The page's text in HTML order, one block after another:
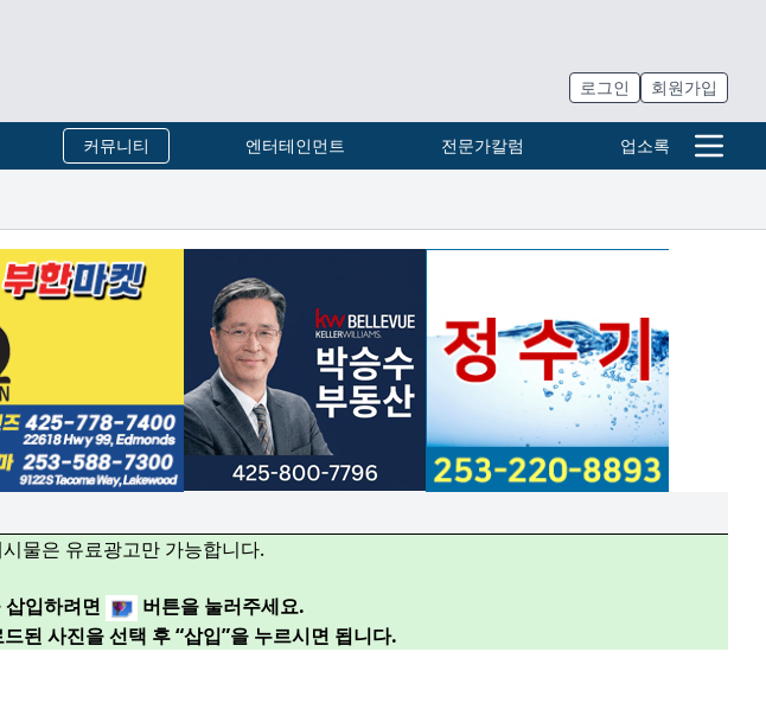
로그인 회원가입
커뮤니티 엔터테인먼트 전문가칼럼 업소록
물은 유료광고만 가능합니다.
입하려면
버튼을 눌러주세요.
된 사진을 선택 후 “삽입”을 누르시면 됩니다.